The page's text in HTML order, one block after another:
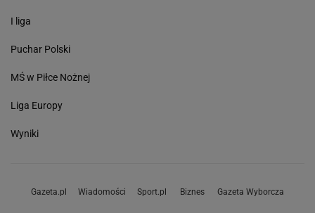
I liga
Puchar Polski
MŚ w Piłce Nożnej
Liga Europy
Wyniki
Gazeta.pl Wiadomości Sport.pl Biznes Gazeta Wyborcza